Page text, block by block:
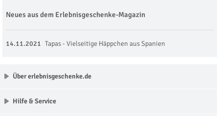
Neues aus dem Erlebnisgeschenke-Magazin
14.11.2021 Tapas - Vielseitige Häppchen aus Spanien
Über erlebnisgeschenke.de
Hilfe & Service